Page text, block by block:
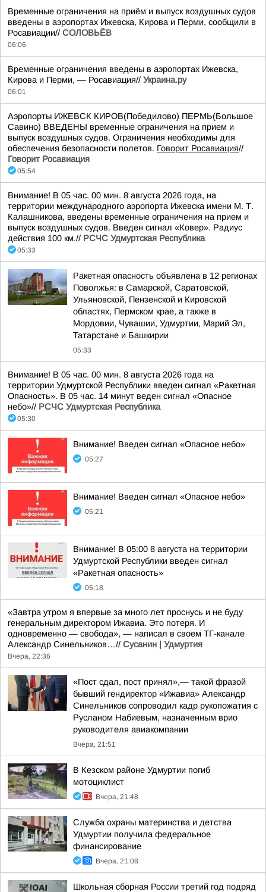
Временные ограничения на приём и выпуск воздушных судов
введены в аэропортах Ижевска, Кирова и Перми, сообщили в
Росавиации// СОЛОВЬЁВ
06:06
Временные ограничения введены в аэропортах Ижевска,
Кирова и Перми, — Росавиация// Украина.ру
06:01
Аэропорты ИЖЕВСК КИРОВ(Победилово) ПЕРМЬ(Большое
Савино) ВВЕДЕНЫ временные ограничения на прием и
выпуск воздушных судов. Ограничения необходимы для
обеспечения безопасности полетов. Говорит Росавиация//
Говорит Росавиация
05:54
Внимание! В 05 час. 00 мин. 8 августа 2026 года, на
территории международного аэропорта Ижевска имени М. Т.
Калашникова, введены временные ограничения на прием и
выпуск воздушных судов. Введен сигнал «Ковер». Радиус
действия 100 км.// РСЧС Удмуртская Республика
05:33
Ракетная опасность объявлена в 12 регионах
Поволжья: в Самарской, Саратовской,
Ульяновской, Пензенской и Кировской
областях, Пермском крае, а также в
Мордовии, Чувашии, Удмуртии, Марий Эл,
Татарстане и Башкирии
05:33
Внимание! В 05 час. 00 мин. 8 августа 2026 года на
территории Удмуртской Республики введен сигнал «Ракетная
Опасность». В 05 час. 14 минут веден сигнал «Опасное
небо»// РСЧС Удмуртская Республика
05:30
Внимание! Введен сигнал «Опасное небо»
05:27
Внимание! Введен сигнал «Опасное небо»
05:21
Внимание! В 05:00 8 августа на территории
Удмуртской Республики введен сигнал
«Ракетная опасность»
05:18
«Завтра утром я впервые за много лет проснусь и не буду
генеральным директором Ижавиа. Это потеря. И
одновременно — свобода», — написал в своем ТГ-канале
Александр Синельников…// Сусанин | Удмуртия
Вчера, 22:36
«Пост сдал, пост принял»,— такой фразой
бывший гендиректор «Ижавиа» Александр
Синельников сопроводил кадр рукопожатия с
Русланом Набиевым, назначенным врио
руководителя авиакомпании
Вчера, 21:51
В Кезском районе Удмуртии погиб
мотоциклист
Вчера, 21:48
Служба охраны материнства и детства
Удмуртии получила федеральное
финансирование
Вчера, 21:08
Школьная сборная России третий год подряд